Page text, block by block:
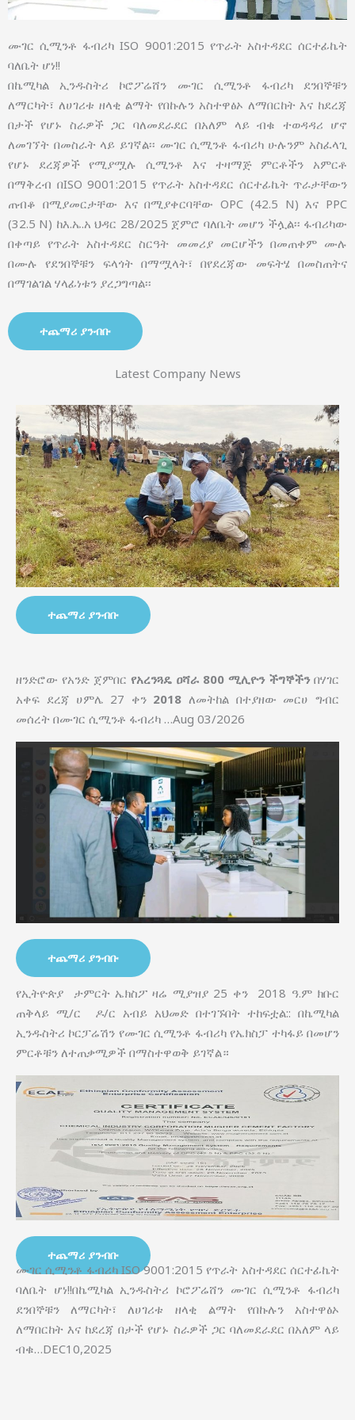
ሙገር ሲሚንቶ ፋብሪካ ISO 9001:2015 የጥራት አስተዳደር ሰርተፊኬት
ባለቤት ሆነ!!
በኬሚካል ኢንዱስትሪ ኮሮፖሬሸን ሙገር ሲሚንቶ ፋብሪካ ደንበኞቹን
ለማርካት፣ ለሀገሪቱ ዘላቂ ልማት የበኩሉን አስተዋፅኦ ለማበርከት እና ከደረጃ
በታች የሆኑ ስራዎች ጋር ባለመደራደር በአለም ላይ ብቁ ተወዳዳሪ ሆኖ
ለመገኘት በመስራት ላይ ይገኛል፡፡ ሙገር ሲሚንቶ ፋብሪካ ሁሉንም አስፈላጊ
የሆኑ ደረጃዎች የሚያሟሉ ሲሚንቶ እና ተዛማጅ ምርቶችን አምርቶ
በማቅረብ በISO 9001:2015 የጥራት አስተዳደር ሰርተፊኬት ጥራታቸውን
ጠብቆ በሚያመርታቸው እና በሚያቀርባቸው OPC (42.5 N) እና PPC
(32.5 N) ከእ.ኤ.አ ህዳር 28/2025 ጀምሮ ባለቤት መሆን ችሏል፡፡ ፋብሪካው
በቀጣይ የጥራት አስተዳደር ስርዓት መመሪያ መርሆችን በመጠቀም ሙሉ
በሙሉ የደንበኞቹን ፍላጎት በማሟላት፣ በየደረጃው መፍትሄ በመስጠትና
በማገልገል ሃላፊነቱን ያረጋግጣል፡፡
ተጨማሪ ያንብቡ
Latest Company News
ተጨማሪ ያንብቡ
ዘንድሮው የአንድ ጀምበር የአረንጓዴ ዐሻራ 800 ሚሊዮን ችግኞችንበሃገር
አቀፍ ደረጃ ሀምሌ 27 ቀን 2018ለመትከል በተያዘው መርሀ ግብር
መሰረት በሙገር ሲሚንቶ ፋብሪካ …Aug 03/2026
ተጨማሪ ያንብቡ
የኢትዮጵያ ታምርት ኤክስፖ ዛሬ ሚያዝያ 25 ቀን 2018 ዓ.ም ክቡር
ጠቅላይ ሚ/ር ዶ/ር አብይ አህመድ በተገኙበት ተከፍቷል:: በኬሚካል
ኢንዱስትሪ ኮርፓሬሽን የሙገር ሲሚንቶ ፋብሪካ የኤክስፓ ተካፋይ በመሆን
ምርቶቹን ለተጠቃሚዎች በማስተዋወቅ ይገኛል።
ተጨማሪ ያንብቡ
ሙገር ሲሚንቶ ፋብሪካ ISO 9001:2015 የጥራት አስተዳደር ሰርተፊኬት
ባለቤት ሆነ!!በኬሚካል ኢንዱስትሪ ኮሮፖሬሸን ሙገር ሲሚንቶ ፋብሪካ
ደንበኞቹን ለማርካት፣ ለሀገሪቱ ዘላቂ ልማት የበኩሉን አስተዋፅኦ
ለማበርከት እና ከደረጃ በታች የሆኑ ስራዎች ጋር ባለመደራደር በአለም ላይ
ብቁ…DEC10,2025